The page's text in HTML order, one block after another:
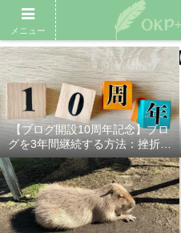
雑記ブログ プロフィール
【ブログ開設10周年記念】ブロ
グを3年間継続する方法：挫折し
ないための7つの秘訣
メニュー